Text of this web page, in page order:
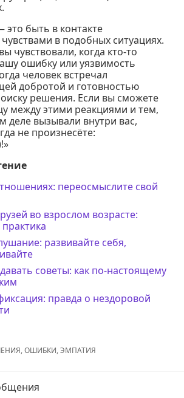
быть в контакте
в подобных ситуациях.
чувствовали, когда кто-то
ошибку или уязвимость
человек встречал
добротой и готовностью
решения. Если вы сможете
между этими реакциями и тем,
деле вызывали внутри вас,
не произнесёте:
переосмыслите свой
во взрослом возрасте:
развивайте себя,
советы: как по-настоящему
правда о нездоровой
,ОШИБКИ,ЭМПАТИЯ